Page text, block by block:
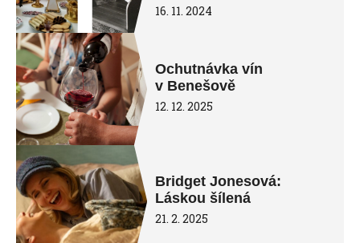
16. 11. 2024
Ochutnávka vín
v Benešově
12. 12. 2025
Bridget Jonesová:
Láskou šílená
21. 2. 2025